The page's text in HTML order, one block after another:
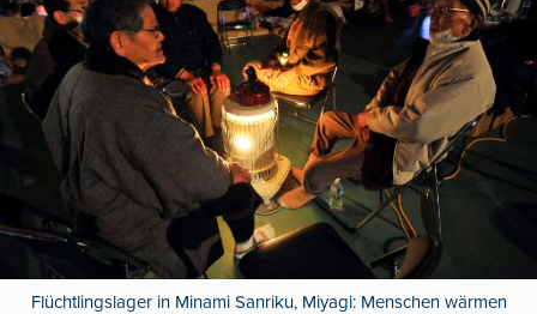
Flüchtlingslager in Minami Sanriku, Miyagi: Menschen wärmen